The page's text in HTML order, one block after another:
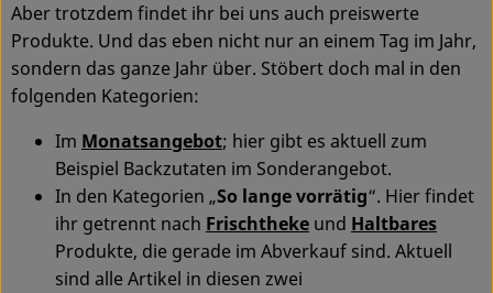
Aber trotzdem findet ihr bei uns auch preiswerte
Produkte. Und das eben nicht nur an einem Tag im Jahr,
sondern das ganze Jahr über. Stöbert doch mal in den
folgenden Kategorien:
Im Monatsangebot; hier gibt es aktuell zum
Beispiel Backzutaten im Sonderangebot.
In den Kategorien „So lange vorrätig“. Hier findet
ihr getrennt nach Frischtheke und Haltbares
Produkte, die gerade im Abverkauf sind. Aktuell
sind alle Artikel in diesen zwei